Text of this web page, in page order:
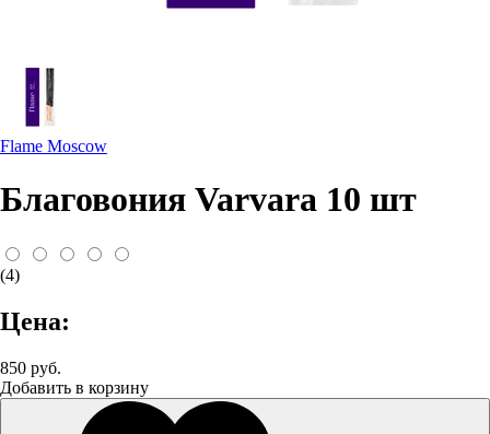
Flame Moscow
Благовония Varvara 10 шт
(4)
Цена:
850 руб.
Добавить в корзину